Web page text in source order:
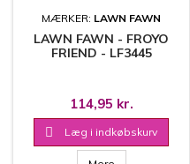
MÆRKER: LAWN FAWN
LAWN FAWN - FROYO
FRIEND - LF3445
114,95 kr.
 Læg i indkøbskurv